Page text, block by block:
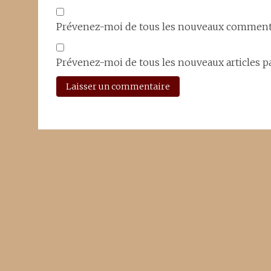
Prévenez-moi de tous les nouveaux
Prévenez-moi de tous les nouveaux articles